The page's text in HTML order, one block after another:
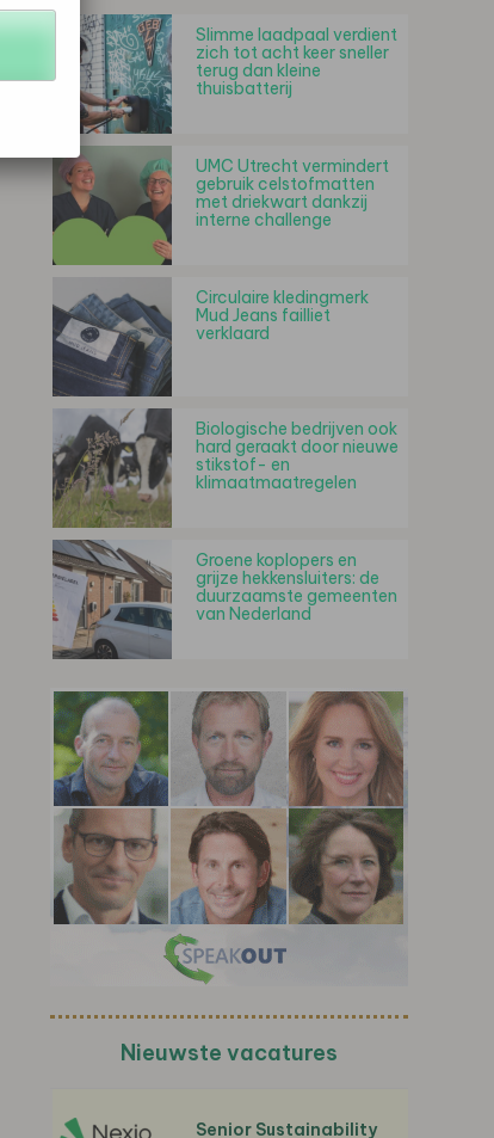
Slimme laadpaal verdient
zich tot acht keer sneller
terug dan kleine
thuisbatterij
UMC Utrecht vermindert
gebruik celstofmatten
met driekwart dankzij
interne challenge
Circulaire kledingmerk
Mud Jeans failliet
verklaard
Biologische bedrijven ook
hard geraakt door nieuwe
stikstof- en
klimaatmaatregelen
Groene koplopers en
grijze hekkensluiters: de
duurzaamste gemeenten
van Nederland
Nieuwste vacatures
Senior Sustainability